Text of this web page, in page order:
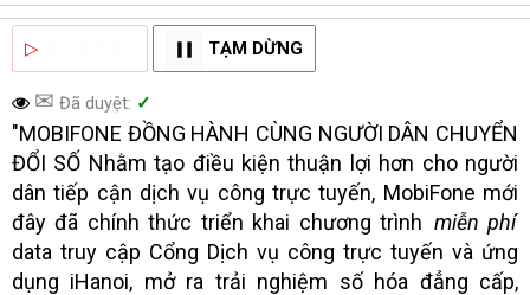
▷ TẠM DỪNG
✉ Đã duyệt: ✓
"MOBIFONE ĐỒNG HÀNH CÙNG NGƯỜI DÂN CHUYỂN
ĐỔI SỐ Nhằm tạo điều kiện thuận lợi hơn cho người
dân tiếp cận dịch vụ công trực tuyến, MobiFone mới
đây đã chính thức triển khai chương trình miễn phí
data truy cập Cổng Dịch vụ công trực tuyến và ứng
dụng iHanoi, mở ra trải nghiệm số hóa đẳng cấp,